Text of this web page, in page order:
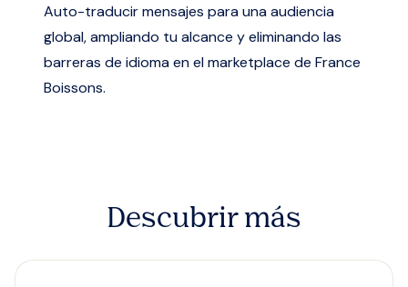
Auto-traducir mensajes para una audiencia
global, ampliando tu alcance y eliminando las
barreras de idioma en el marketplace de France
Boissons.
Descubrir más